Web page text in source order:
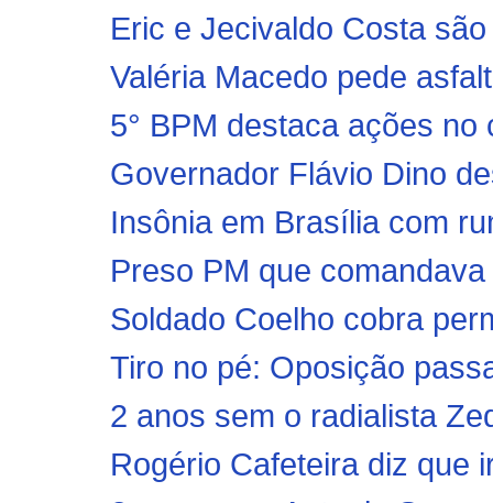
Eric e Jecivaldo Costa
Valéria Macedo pede
5° BPM destaca ações
Governador Flávio Dino
Insônia em Brasília com
Preso PM que
Soldado Coelho cobra
Tiro no pé: Oposição
2 anos sem o radialista
Rogério Cafeteira diz que